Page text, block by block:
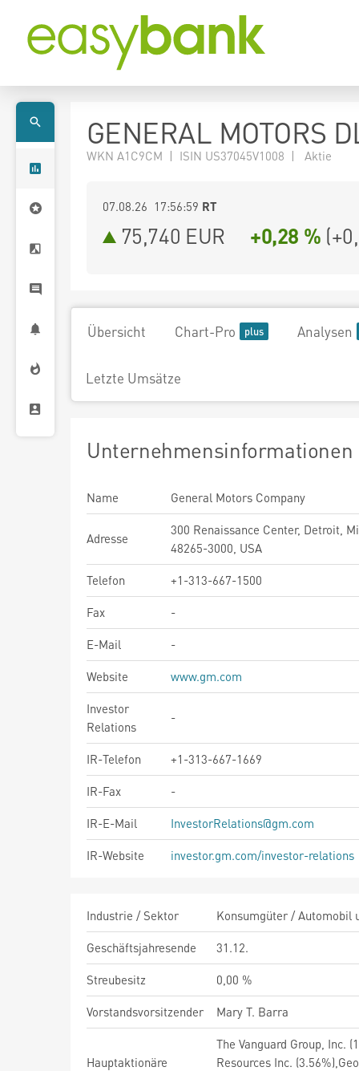
GENERAL MOTORS
WKN A1C9CM | ISIN US37045V1008 | Aktie
07.08.26 17:56:59 RT
75,740 EUR +0,28 % (
Übersicht Chart-Pro Analysen
Letzte Umsätze
Unternehmensinformationen
Name General Motors Company
Adresse
300 Renaissance Center, Detroit,
48265-3000, USA
Telefon
+1-313-667-1500
Fax
-
E-Mail
-
Website
www.gm.com
Investor
Relations
-
IR-Telefon
+1-313-667-1669
IR-Fax
-
IR-E-Mail
InvestorRelations@gm.com
IR-Website
investor.gm.com/investor-relations
Industrie / Sektor
Konsumgüter / Automobil
Geschäftsjahresende
31.12.
Streubesitz
0,00 %
Vorstandsvorsitzender
Mary T. Barra
Hauptaktionäre
The Vanguard Group, Inc.
Resources Inc.